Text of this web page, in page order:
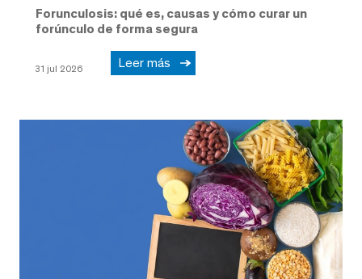
Forunculosis: qué es, causas y cómo curar un
forúnculo de forma segura
31 jul 2026 Leer más